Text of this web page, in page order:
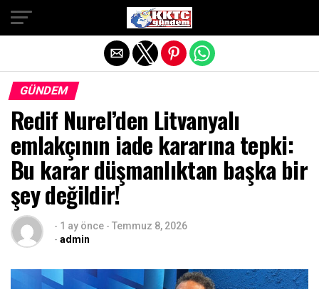
GÜNDEM
Redif Nurel’den Litvanyalı
emlakçının iade kararına tepki:
Bu karar düşmanlıktan başka bir
şey değildir!
- 1 ay önce - Temmuz 8, 2026
- admin
Exit mobile version